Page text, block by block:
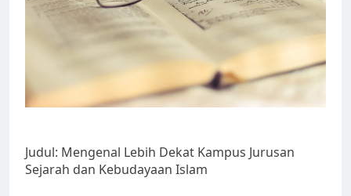
Judul: Mengenal Lebih Dekat Kampus Jurusan
Sejarah dan Kebudayaan Islam